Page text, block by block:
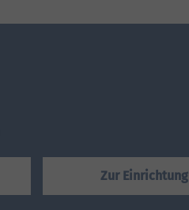
Zur Einrichtung